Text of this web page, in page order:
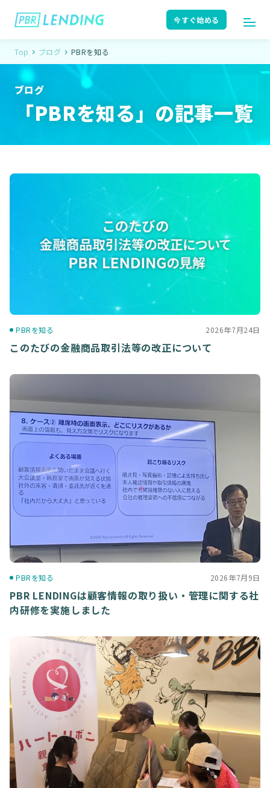
今すぐ始める
ログイン
はじめての方へ ユーザーガイド
お知らせ ニュースリリース
ブログ
高額貸出をご検討の方
ご利用中のお客様
企業情報 キャリア採用 規約・ポリシー お問い合わせ
Top ブログ PBRを知る
ブログ
「PBRを知る」の記事一覧
PBRを知る 2026年7月24日
このたびの金融商品取引法等の改正について
PBRを知る 2026年7月9日
PBR LENDINGは顧客情報の取り扱い・管理に関する社
内研修を実施しました